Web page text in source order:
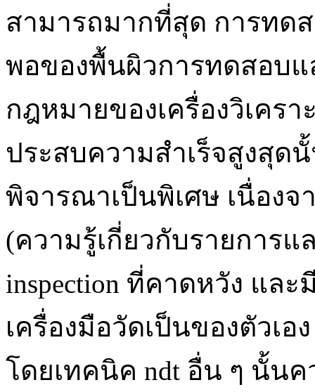
สามารถมากที่สุด การทด
พอของพื้นผิวการทดสอบ
กฎหมายของเครื่องวิเคร
ประสบความสำเร็จสูงสุด
พิจารณาเป็นพิเศษ เนื่อง
(ความรู้เกี่ยวกับรายการ
inspection ที่คาดหวัง แล
เครื่องมือวัดเป็นของตัวเ
โดยเทคนิค ndt อื่น ๆ นั้น